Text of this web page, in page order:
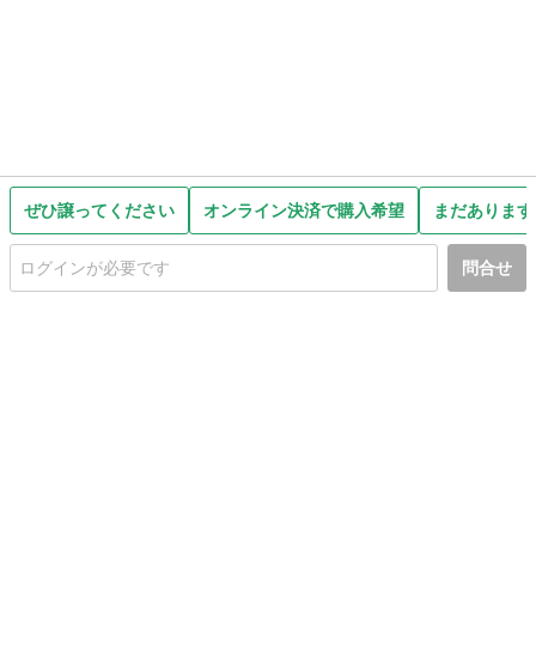
ぜひ譲ってください オンライン決済で購入希望 まだありま
問合せ